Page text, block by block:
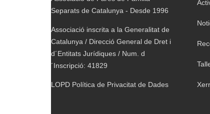
Separats de Catalunya - Desde 1996
Associació inscrita a la Generalitat de
Catalunya / Direcció General de Dret i
d´Entitats Jurídiques / Num. d
´Inscripció: 41829
LOPD Política de Privacitat de Dades